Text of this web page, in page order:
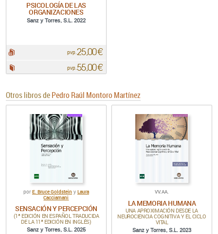
PSICOLOGÍA DE LAS
ORGANIZACIONES
Sanz y Torres, S.L. 2022
pvp. 25,00 €
pvp.55,00 €
Otros libros dePedro Raúl Montoro Martínez
por E. Bruce Goldstein y Laura
Cacciamani
SENSACIÓN Y PERCEPCIÓN
(1ª EDICIÓN EN ESPAÑOL TRADUCIDA
DE LA 11ª EDICIÓN EN INGLÉS)
Sanz y Torres, S.L. 2025
VV.AA.
LA MEMORIA HUMANA
UNA APROXIMACIÓN DESDE LA
NEUROCIENCIA COGNITIVA Y EL CICLO
VITAL
Sanz y Torres, S.L. 2023